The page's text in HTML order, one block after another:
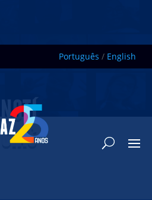
Português / English
NOTÍ
CIAS